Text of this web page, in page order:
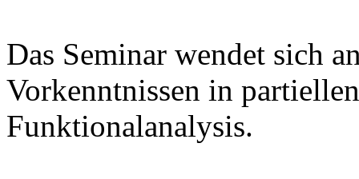
Das Seminar wendet sich
Vorkenntnissen in
Funktionalanalysis.